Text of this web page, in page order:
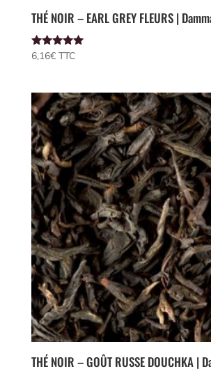
THÉ NOIR – EARL GREY FLEURS |
Note
5.00
6,16€ TTC
THÉ NOIR – GOÛT RUSSE DOUCHKA |